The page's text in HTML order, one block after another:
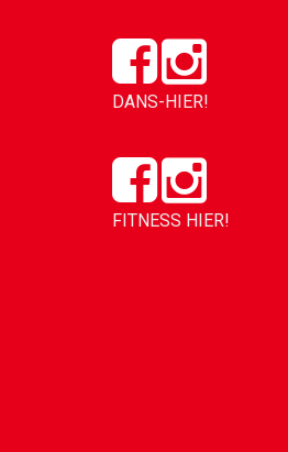
DANS-HIER!
FITNESS HIER!